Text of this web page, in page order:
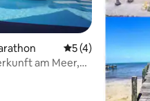
5 (4)
am Meer,